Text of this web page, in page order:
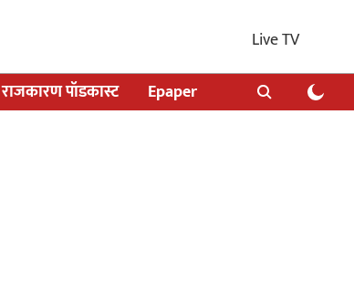
Live TV
राजकारण पॉडकास्ट Epaper